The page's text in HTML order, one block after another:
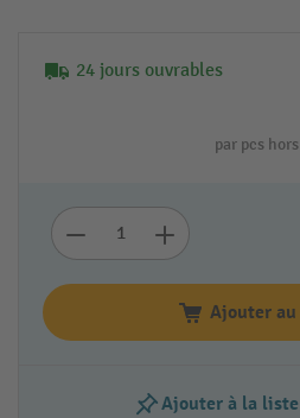
24 jours ouvrables
par pcs
Ajouter
Ajouter à la